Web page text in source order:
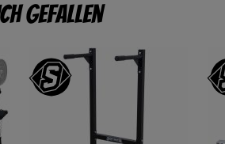
gefallen